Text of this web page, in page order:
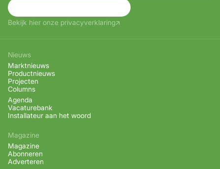
Bekijk hier onze privacyverklaring
Nieuws
Marktnieuws
Productnieuws
Projecten
Columns
Agenda
Vacaturebank
Installateur aan het woord
Magazine
Magazine
Abonneren
Adverteren